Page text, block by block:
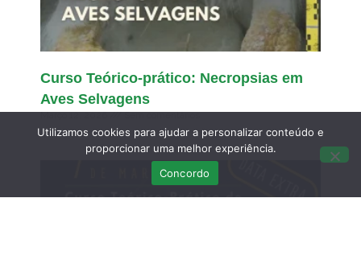
Curso Teórico-prático: Necropsias em
Aves Selvagens
Março 12, 2026 Sem comentários
Utilizamos cookies para ajudar a personalizar conteúdo e
proporcionar uma melhor experiência.
Concordo